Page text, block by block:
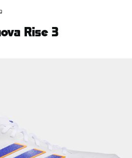
Rise 3